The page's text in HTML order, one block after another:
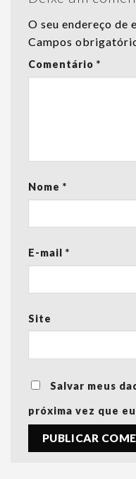
O seu endereço de
Campos
Comentário *
Nome *
E-mail *
Site
Salvar meus
próxima vez que